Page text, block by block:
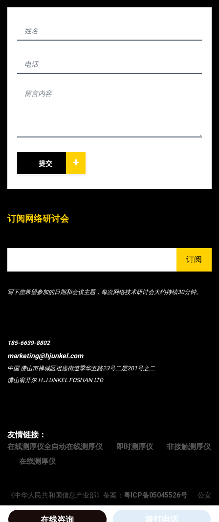
提交 +
订阅网络研讨会
订阅
写下您希望参加的日期和会议主题，每次网络技术研讨会大约持续30分钟。
185-6639-8802
marketing@hjunkel.com
中国 佛山市禅城区祖庙街道季华五路23号二层201号之二
佛山翁开尔 H.J.UNKEL FOSHAN LTD
友情链接：
在线测厚仪全自动在线测厚仪 即时测厚仪
非接触测厚仪
在线测厚仪
《中华人民共和国信息产业部》备案： 粤ICP备05045526号 公安
备案粤公网安备：44060402000071号 Copyright © 2018-2024
在线咨询 拨打电话